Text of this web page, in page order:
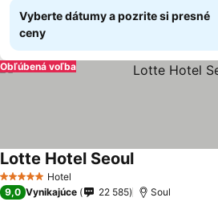
Vyberte dátumy a pozrite si presné
ceny
Obľúbená voľba
5 Počet hviezdičiek
Hotel
Lotte Hotel SeoulZobraziť ceny
9,0 Vynikajúce 22 585 Soul